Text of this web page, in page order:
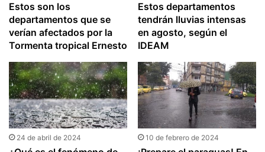
Estos son los
departamentos que se
verían afectados por la
Tormenta tropical Ernesto
Estos departamentos
tendrán lluvias intensas
en agosto, según el
IDEAM
24 de abril de 2024 10 de febrero de 2024